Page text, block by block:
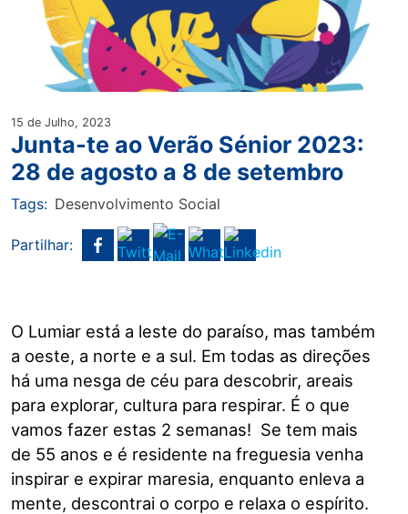
15 de Julho, 2023
Junta-te ao Verão Sénior 2023:
28 de agosto a 8 de setembro
Tags: Desenvolvimento Social
Partilhar:
O Lumiar está a leste do paraíso, mas também
a oeste, a norte e a sul. Em todas as direções
há uma nesga de céu para descobrir, areais
para explorar, cultura para respirar. É o que
vamos fazer estas 2 semanas! Se tem mais
de 55 anos e é residente na freguesia venha
inspirar e expirar maresia, enquanto enleva a
mente, descontrai o corpo e relaxa o espírito.